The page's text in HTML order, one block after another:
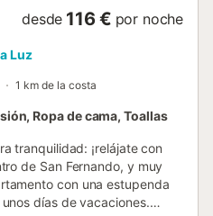
desde 116 € por noche
Luz
1 km de la costa
Ropa de cama, Toallas
tranquilidad: ¡relájate con
de San Fernando, y muy
con una estupenda
días de vacaciones.